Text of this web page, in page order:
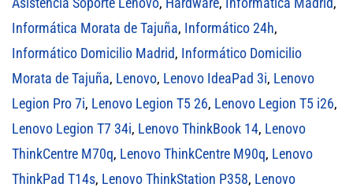
Informática Morata de Tajuña, Informático 24h,
Informático Domicilio Madrid, Informático Domicilio
Morata de Tajuña, Lenovo, Lenovo IdeaPad 3i, Lenovo
Legion Pro 7i, Lenovo Legion T5 26, Lenovo Legion T5 i26,
Lenovo Legion T7 34i, Lenovo ThinkBook 14, Lenovo
ThinkCentre M70q, Lenovo ThinkCentre M90q, Lenovo
ThinkPad T14s, Lenovo ThinkStation P358, Lenovo